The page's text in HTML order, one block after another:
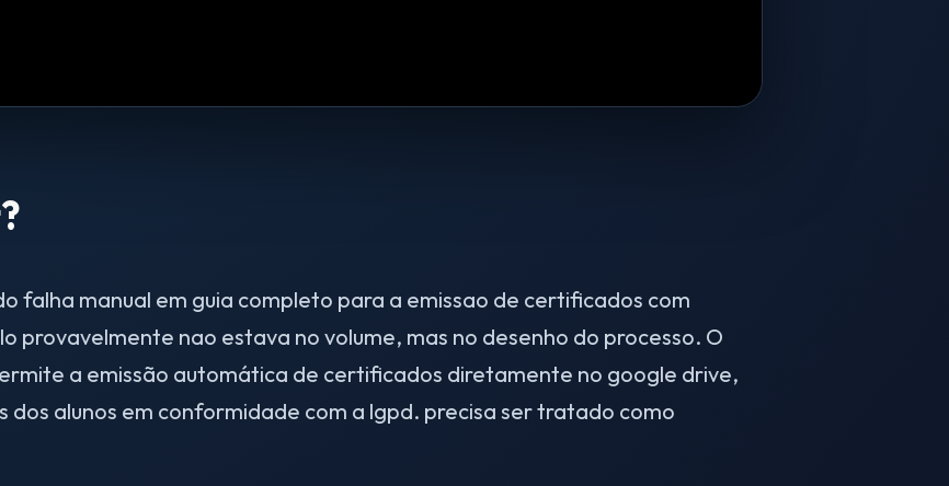
falha manual em guia completo para a emissao de certificados com
provavelmente nao estava no volume, mas no desenho do processo. O
a emissão automática de certificados diretamente no google drive,
dos alunos em conformidade com a lgpd. precisa ser tratado como